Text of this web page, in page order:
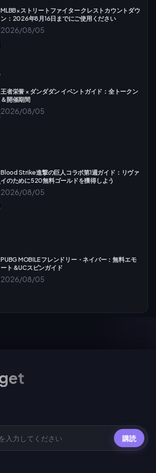
MLBB×ストリートファイター クレストカウントダウ
ン：2026年8月16日までにご使用ください
2026/08/05
王者栄誉 × ダンダダン イベントガイド：全トークン
＆開催期間
2026/08/05
Blood Strike進撃の巨人コラボ第1週ガイド：リヴァ
イのために520無料ゴールドを獲得しよう
2026/08/05
PUBG MOBILE フレンドリー・ネイバー：無料エモ
ート＆UCスピンガイド
2026/08/05
購読